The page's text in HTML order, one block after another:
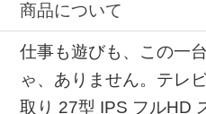
商品について
仕事も遊びも、この一
ゃ、ありません。テレ
取り 27型 IPS フルHD